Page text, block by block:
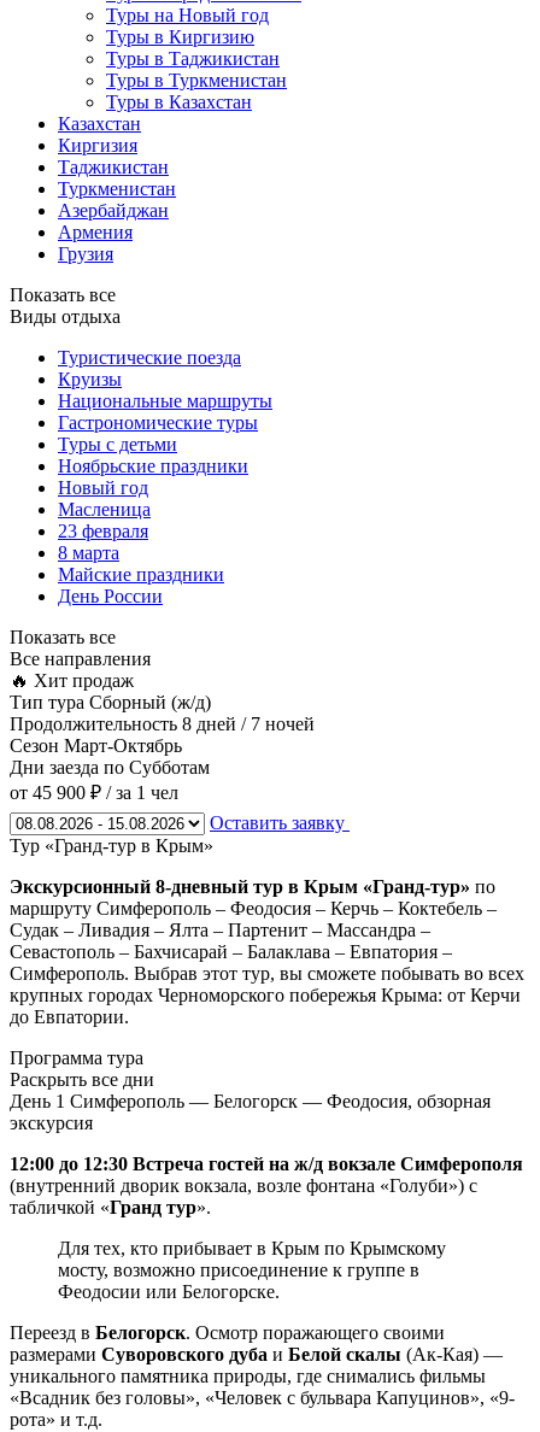
Туры на Новый год
Туры в Киргизию
Туры в Таджикистан
Туры в Туркменистан
Туры в Казахстан
Казахстан
Киргизия
Таджикистан
Туркменистан
Азербайджан
Армения
Грузия
Показать все
Виды отдыха
Туристические поезда
Круизы
Национальные маршруты
Гастрономические туры
Туры с детьми
Ноябрьские праздники
Новый год
Масленица
23 февраля
8 марта
Майские праздники
День России
Показать все
Все направления
🔥 Хит продаж
Тип тура Сборный (ж/д)
Продолжительность 8 дней / 7 ночей
Сезон Март-Октябрь
Дни заезда по Субботам
от 45 900 ₽ / за 1 чел
Оставить заявку
Тур «Гранд-тур в Крым»
Экскурсионный 8-дневный тур в Крым «Гранд-тур» по
маршруту Симферополь – Феодосия – Керчь – Коктебель –
Судак – Ливадия – Ялта – Партенит – Массандра –
Севастополь – Бахчисарай – Балаклава – Евпатория –
Симферополь. Выбрав этот тур, вы сможете побывать во всех
крупных городах Черноморского побережья Крыма: от Керчи
до Евпатории.
Программа тура
Раскрыть все дни
День 1 Симферополь — Белогорск — Феодосия, обзорная
экскурсия
12:00 до 12:30 Встреча гостей на ж/д вокзале Симферополя
(внутренний дворик вокзала, возле фонтана «Голуби») с
табличкой «Гранд тур».
Для тех, кто прибывает в Крым по Крымскому
мосту, возможно присоединение к группе в
Феодосии или Белогорске.
Переезд в Белогорск. Осмотр поражающего своими
размерами Суворовского дуба и Белой скалы (Ак-Кая) —
уникального памятника природы, где снимались фильмы
«Всадник без головы», «Человек с бульвара Капуцинов», «9-
рота» и т.д.